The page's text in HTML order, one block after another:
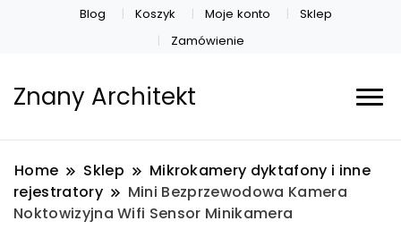
Blog Koszyk Moje konto
Sklep
Zamówienie
Znany Architekt
Home Sklep
Mikrokamery dyktafony i inne
rejestratory
Mini Bezprzewodowa Kamera
Noktowizyjna Wifi Sensor Minikamera